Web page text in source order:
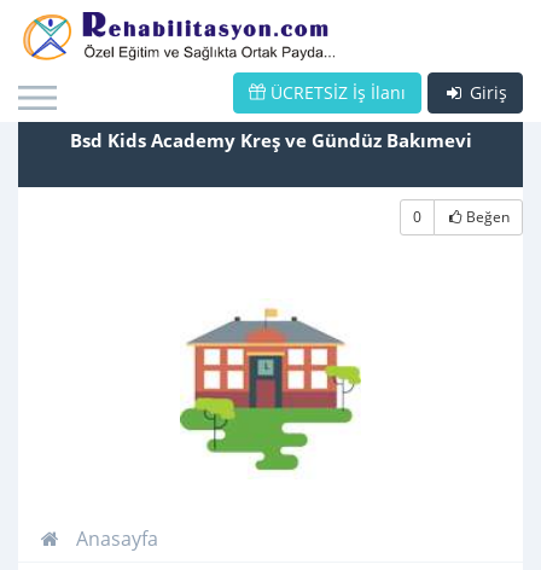
Giriş
ÜCRETSİZ İş İlanı
Bsd Kids Academy Kreş ve Gündüz Bakımevi
0 Beğen
Anasayfa